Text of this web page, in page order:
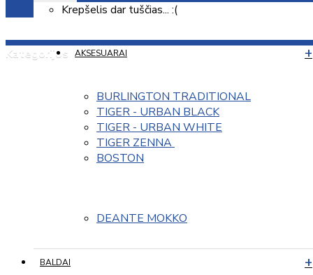
Krepšelis dar tuščias... :(
Kategorijos AKSESUARAI
BURLINGTON TRADITIONAL
TIGER - URBAN BLACK
TIGER - URBAN WHITE
TIGER ZENNA
BOSTON
DEANTE MOKKO
BALDAI